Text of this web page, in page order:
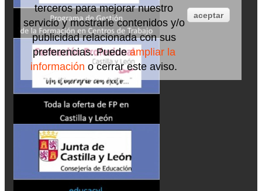
terceros para mejorar nuestro
servicio y mostrarle contenidos y/o
publicidad relacionada con sus
preferencias. Puedeampliar la
información o cerrar este aviso.
aceptar